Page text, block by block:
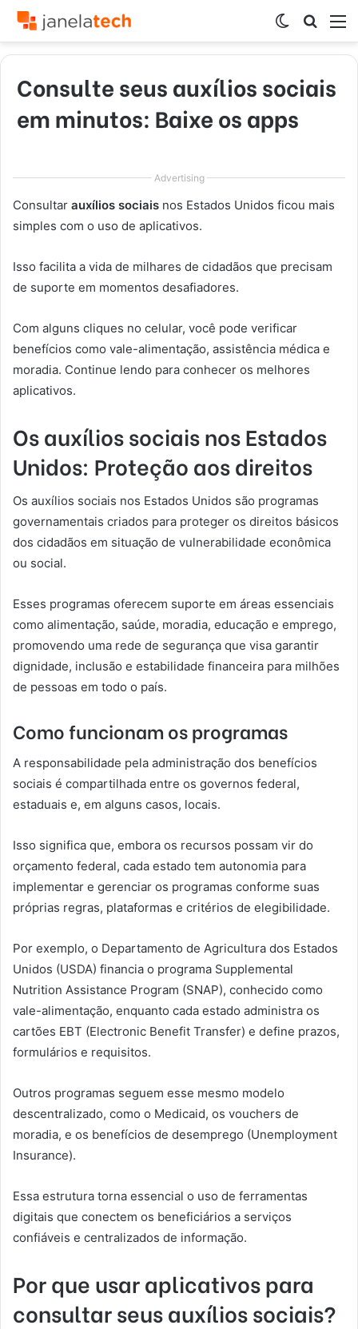
por
Switch
skin
Consulte seus auxílios sociais
em minutos: Baixe os apps
Advertising
Consultar auxílios sociais nos Estados Unidos ficou mais
simples com o uso de aplicativos.
Isso facilita a vida de milhares de cidadãos que precisam
de suporte em momentos desafiadores.
Com alguns cliques no celular, você pode verificar
benefícios como vale-alimentação, assistência médica e
moradia. Continue lendo para conhecer os melhores
aplicativos.
Os auxílios sociais nos Estados
Unidos: Proteção aos direitos
Os auxílios sociais nos Estados Unidos são programas
governamentais criados para proteger os direitos básicos
dos cidadãos em situação de vulnerabilidade econômica
ou social.
Esses programas oferecem suporte em áreas essenciais
como alimentação, saúde, moradia, educação e emprego,
promovendo uma rede de segurança que visa garantir
dignidade, inclusão e estabilidade financeira para milhões
de pessoas em todo o país.
Como funcionam os programas
A responsabilidade pela administração dos benefícios
sociais é compartilhada entre os governos federal,
estaduais e, em alguns casos, locais.
Isso significa que, embora os recursos possam vir do
orçamento federal, cada estado tem autonomia para
implementar e gerenciar os programas conforme suas
próprias regras, plataformas e critérios de elegibilidade.
Por exemplo, o Departamento de Agricultura dos Estados
Unidos (USDA) financia o programa Supplemental
Nutrition Assistance Program (SNAP), conhecido como
vale-alimentação, enquanto cada estado administra os
cartões EBT (Electronic Benefit Transfer) e define prazos,
formulários e requisitos.
Outros programas seguem esse mesmo modelo
descentralizado, como o Medicaid, os vouchers de
moradia, e os benefícios de desemprego (Unemployment
Insurance).
Essa estrutura torna essencial o uso de ferramentas
digitais que conectem os beneficiários a serviços
confiáveis e centralizados de informação.
Por que usar aplicativos para
consultar seus auxílios sociais?